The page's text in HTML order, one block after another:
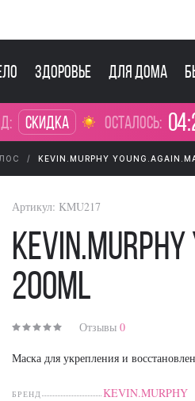
Здоровье Для дома
Скидка осталось:
KEVIN.MURPHY
Артикул: KMU217
200ml
Отзывы0
Маска для укрепления и
БРЕНД KEVIN.MURPHY